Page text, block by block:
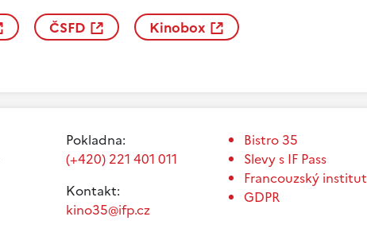
ČSFD Kinobox
Pokladna:
(+420) 221 401 011
Kontakt:
kino35@ifp.cz
Bistro 35
Slevy s IF Pass
Francouzský institut
GDPR